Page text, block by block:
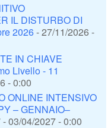
IL DISTURBO DI
2026- 27/11/2026 -
IN CHIAVE
Livello - 11
- 0:00
ONLINE INTENSIVO
– GENNAIO–
03/04/2027 - 0:00